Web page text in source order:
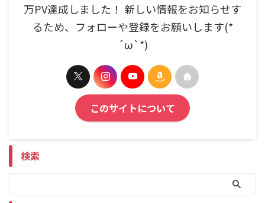
万PV達成しました！ 新しい情報をお知らせす
るため、フォローや登録をお願いします(*
´ω`*)
このサイトについて
検索